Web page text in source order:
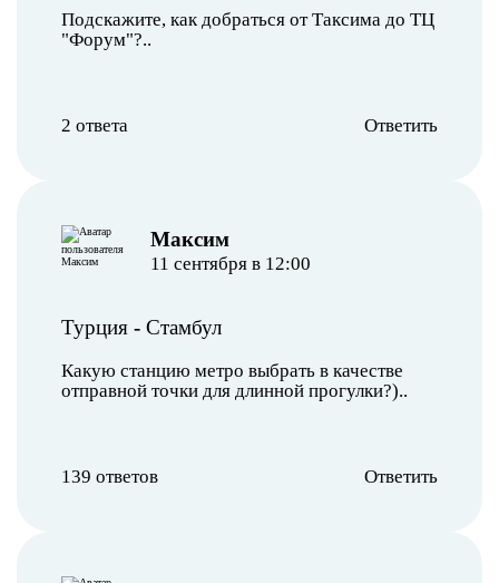
Подскажите, как добраться от Таксима до ТЦ
"Форум"?..
2 ответа Ответить
Максим
11 сентября в 12:00
Турция - Стамбул
Какую станцию метро выбрать в качестве
отправной точки для длинной прогулки?)..
139 ответов Ответить